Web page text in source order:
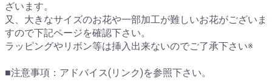
ざいます。
又、大きなサイズのお花や一部加工が難しいお花がございま
すので下記ページを確認下さい。
ラッピングやリボン等は挿入出来ないのでご了承下さい※
■注意事項： アドバイス(リンク)を参照下さい。